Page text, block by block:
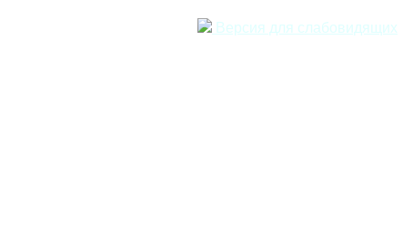
Версия для слабовидящих